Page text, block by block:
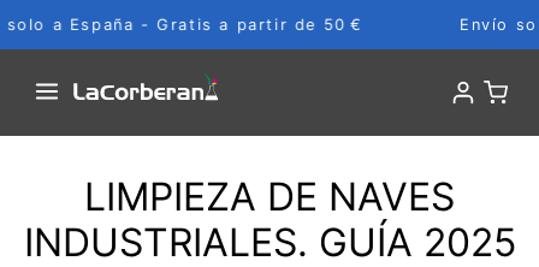
ala España - Gratis a partir de 50 € Envío solo
LIMPIEZA DE NAVES
INDUSTRIALES. GUÍA 2025